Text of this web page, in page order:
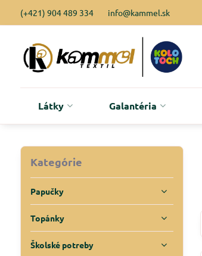
(+421) 904 489 334 info@kammel.sk
Látky Galantéria
Kategórie
Papučky
Topánky
Školské potreby